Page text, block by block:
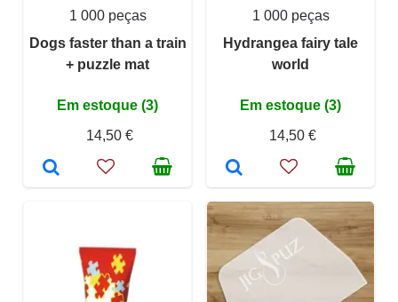
1 000 peças
Dogs faster than a train
+ puzzle mat
Em estoque (3)
14,50 €
1 000 peças
Hydrangea fairy tale
world
Em estoque (3)
14,50 €